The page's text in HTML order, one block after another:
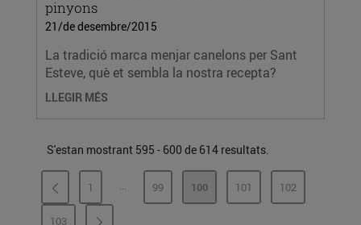
pinyons
21/de desembre/2015
La tradició marca menjar canelons per Sant
Esteve, què et sembla la nostra recepta?
LLEGIR MÉS
S'estan mostrant 595 - 600 de 614 resultats.
PÀGINA
1 ...PÀGINES INTERMÈDIES
PÀGINA
99 PÀGINA
100 PÀGINA
101 PÀGINA
102
103